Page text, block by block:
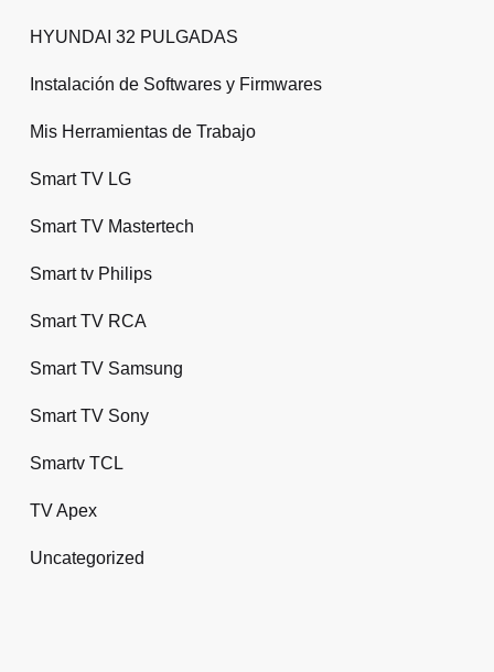
HYUNDAI 32 PULGADAS
Instalación de Softwares y Firmwares
Mis Herramientas de Trabajo
Smart TV LG
Smart TV Mastertech
Smart tv Philips
Smart TV RCA
Smart TV Samsung
Smart TV Sony
Smartv TCL
TV Apex
Uncategorized